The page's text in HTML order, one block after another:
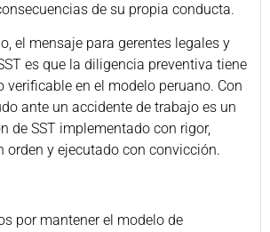
de su propia conducta.
el mensaje para gerentes legales y
es que la diligencia preventiva tiene
verificable en el modelo peruano. Con
ante un accidente de trabajo es un
de SST implementado con rigor,
orden y ejecutado con convicción.
por mantener el modelo de